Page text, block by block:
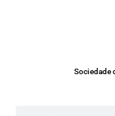
Sociedade